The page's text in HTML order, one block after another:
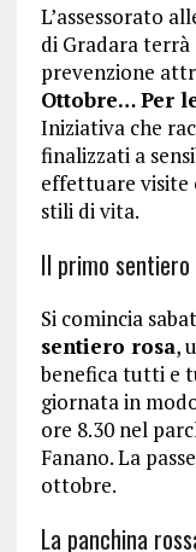
L’assessorato
di Gradara
prevenzione
Ottobre… Per
Iniziativa che
finalizzati a
effettuare visite
stili di vita.
Il primo sentiero
Si comincia
sentiero rosa,
benefica tutti e
giornata in
ore 8.30 nel
Fanano. La
ottobre.
La panchina